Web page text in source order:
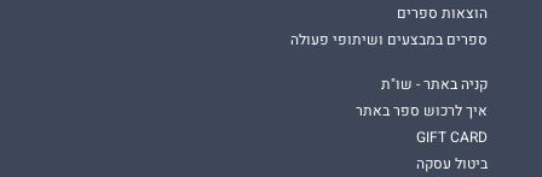
הוצאות ספרים
ספרים במבצעים ושיתופי פעולה
קניה באתר - שו"ת
איך לרכוש ספר באתר
GIFT CARD
ביטול עסקה